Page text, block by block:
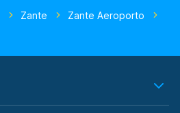
Zante
Zante Aeroporto